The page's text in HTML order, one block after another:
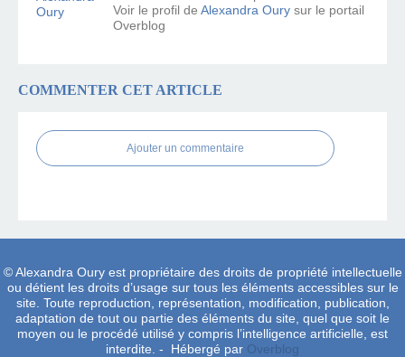
Voir le profil de Alexandra Oury sur le portail
Overblog
COMMENTER CET ARTICLE
Ajouter un commentaire
© Alexandra Oury est propriétaire des droits de propriété intellectuelle
ou détient les droits d’usage sur tous les éléments accessibles sur le
site. Toute reproduction, représentation, modification, publication,
adaptation de tout ou partie des éléments du site, quel que soit le
moyen ou le procédé utilisé y compris l’intelligence artificielle, est
interdite. - Hébergé par Overblog